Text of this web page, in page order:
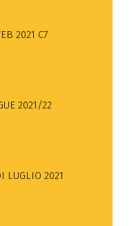
2021 C7
2021/22
LUGLIO 2021